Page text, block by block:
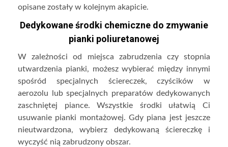
opisane zostały w kolejnym akapicie.
Dedykowane środki chemiczne do zmywanie
pianki poliuretanowej
W zależności od miejsca zabrudzenia czy stopnia
utwardzenia pianki, możesz wybierać między innymi
spośród specjalnych ściereczek, czyścików w
aerozolu lub specjalnych preparatów dedykowanych
zaschniętej piance. Wszystkie środki ułatwią Ci
usuwanie pianki montażowej. Gdy piana jest jeszcze
nieutwardzona, wybierz dedykowaną ściereczkę i
wyczyść nią zabrudzony obszar.